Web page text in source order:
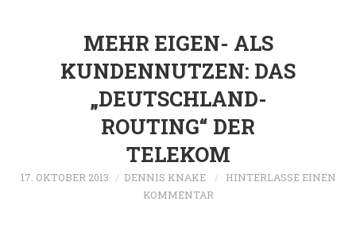
DO-IT-YOURSELF
SCIENCE & FICTION
FOTOGRAFIE
REISE
MEHR EIGEN- ALS
KUNDENNUTZEN: DAS
„DEUTSCHLAND-
ROUTING“ DER
TELEKOM
17. OKTOBER 2013 DENNIS KNAKE
HINTERLASSE EINEN
KOMMENTAR